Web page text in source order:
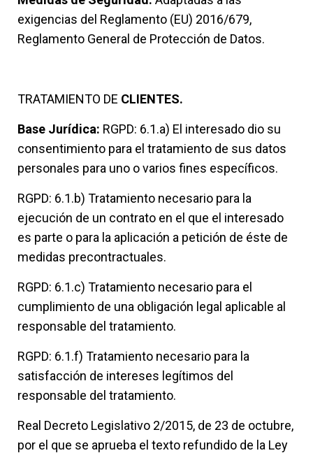
exigencias del Reglamento (EU) 2016/679,
Reglamento General de Protección de Datos.
TRATAMIENTO DE CLIENTES.
Base Jurídica: RGPD: 6.1.a) El interesado dio su
consentimiento para el tratamiento de sus datos
personales para uno o varios fines específicos.
RGPD: 6.1.b) Tratamiento necesario para la
ejecución de un contrato en el que el interesado
es parte o para la aplicación a petición de éste de
medidas precontractuales.
RGPD: 6.1.c) Tratamiento necesario para el
cumplimiento de una obligación legal aplicable al
responsable del tratamiento.
RGPD: 6.1.f) Tratamiento necesario para la
satisfacción de intereses legítimos del
responsable del tratamiento.
Real Decreto Legislativo 2/2015, de 23 de octubre,
por el que se aprueba el texto refundido de la Ley